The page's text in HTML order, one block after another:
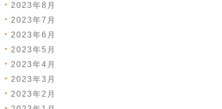
2023年8月
2023年7月
2023年6月
2023年5月
2023年4月
2023年3月
2023年2月